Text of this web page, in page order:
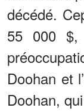
décédé.
55 000 $,
Doohan et
Doohan,